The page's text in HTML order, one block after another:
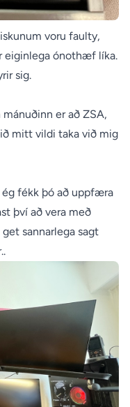
voru faulty,
eiginlega ónothæf líka.
sig.
er að ZSA,
mitt vildi taka við mig
ég fékk þó að uppfæra
því að vera með
sannarlega sagt